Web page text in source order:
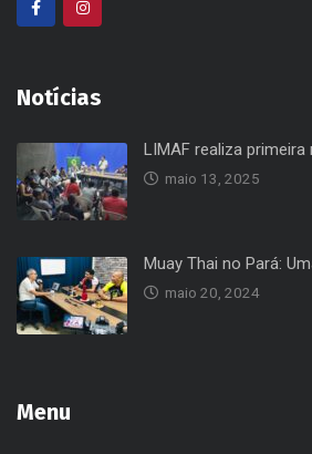
Notícias
LIMAF realiza primeira
maio 13, 2025
Muay Thai no Pará:
maio 20, 2024
Menu